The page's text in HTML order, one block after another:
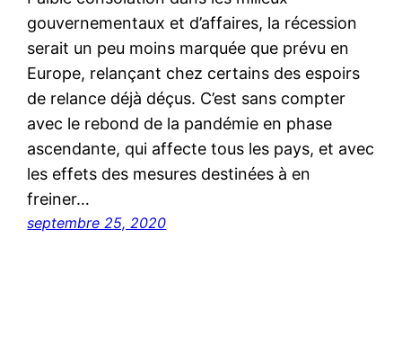
gouvernementaux et d’affaires, la récession
serait un peu moins marquée que prévu en
Europe, relançant chez certains des espoirs
de relance déjà déçus. C’est sans compter
avec le rebond de la pandémie en phase
ascendante, qui affecte tous les pays, et avec
les effets des mesures destinées à en
freiner…
septembre 25, 2020